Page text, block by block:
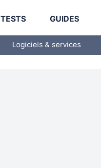
TESTS GUIDES
Logiciels & services